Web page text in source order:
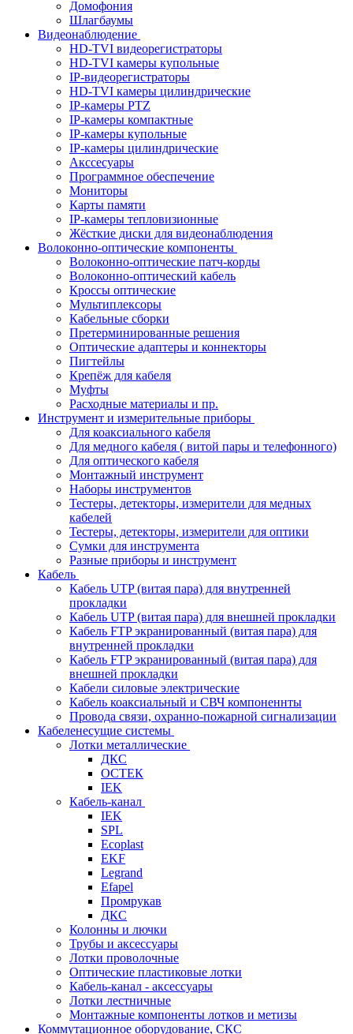
Домофония
Шлагбаумы
Видеонаблюдение
HD-TVI видеорегистраторы
HD-TVI камеры купольные
IP-видеорегистраторы
HD-TVI камеры цилиндрические
IP-камеры PTZ
IP-камеры компактные
IP-камеры купольные
IP-камеры цилиндрические
Акссесуары
Программное обеспечение
Мониторы
Карты памяти
IP-камеры тепловизионные
Жёсткие диски для видеонаблюдения
Волоконно-оптические компоненты
Волоконно-оптические патч-корды
Волоконно-оптический кабель
Кроссы оптические
Мультиплексоры
Кабельные сборки
Претерминированные решения
Оптические адаптеры и коннекторы
Пигтейлы
Крепёж для кабеля
Муфты
Расходные материалы и пр.
Инструмент и измерительные приборы
Для коаксиального кабеля
Для медного кабеля ( витой пары и телефонного)
Для оптического кабеля
Монтажный инструмент
Наборы инструментов
Тестеры, детекторы, измерители для медных
кабелей
Тестеры, детекторы, измерители для оптики
Сумки для инструмента
Разные приборы и инструмент
Кабель
Кабель UTP (витая пара) для внутренней
прокладки
Кабель UTP (витая пара) для внешней прокладки
Кабель FTP экранированный (витая пара) для
внутренней прокладки
Кабель FTP экранированный (витая пара) для
внешней прокладки
Кабели силовые электрические
Кабель коаксиальный и СВЧ компоненнты
Провода связи, охранно-пожарной сигнализации
Кабеленесущие системы
Лотки металлические
ДКС
ОСТЕК
IEK
Кабель-канал
IEK
SPL
Ecoplast
EKF
Legrand
Efapel
Промрукав
ДКС
Колонны и лючки
Трубы и аксессуары
Лотки проволочные
Оптические пластиковые лотки
Кабель-канал - аксессуары
Лотки лестничные
Монтажные компоненты лотков и метизы
Коммутационное оборудование, СКС